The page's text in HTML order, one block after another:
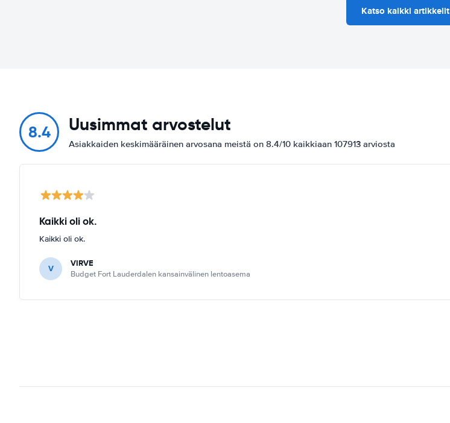
Katso kaikki artikkelit
8.4 Uusimmat arvostelut
Asiakkaiden keskimääräinen arvosana meistä on 8.4/10 kaikkiaan 107913 arviosta
Kaikki oli ok.
Kaikki oli ok.
V VIRVE
Budget Fort Lauderdalen kansainvälinen lentoasema